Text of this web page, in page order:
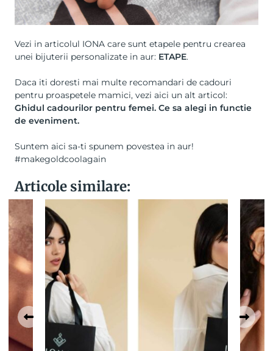
Vezi in articolul IONA care sunt etapele pentru crearea
unei bijuterii personalizate in aur: ETAPE.
Daca iti doresti mai multe recomandari de cadouri
pentru proaspetele mamici, vezi aici un alt articol:
Ghidul cadourilor pentru femei. Ce sa alegi in functie
de eveniment.
Suntem aici sa-ti spunem povestea in aur!
#makegoldcoolagain
Articole similare: